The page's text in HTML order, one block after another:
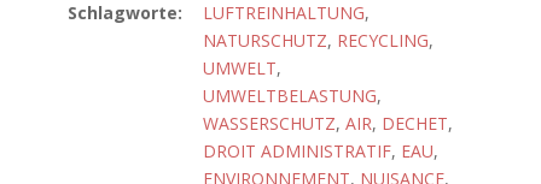
Schlagworte:
LUFTREINHALTUNG,
NATURSCHUTZ, RECYCLING,
UMWELT,
UMWELTBELASTUNG,
WASSERSCHUTZ, AIR, DECHET,
DROIT ADMINISTRATIF, EAU,
ENVIRONNEMENT, NUISANCE,